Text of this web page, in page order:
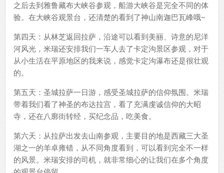
之后去到雅鲁藏布大峡谷参观，船游大峡谷是完全不同的体
验。在大峡谷观景台，还清楚的看到了神山南迦巴瓦峰哦~
第四天：从林芝返回拉萨，沿途可以看到美丽、诗意的尼洋
河风光，米瑞还安排我们一车人去了卡定沟景区参观，对于
从小生活在平原地区的我来说，感觉卡定沟瀑布还是很壮观
的。
第五天：圣城拉萨一日游，感受圣城拉萨的信仰氛围。米瑞
带着我们看了神圣的布达拉宫，看了充满虔诚信仰的大昭
寺，还在八廓街转经，买纪念品，吃美食。
第六天：从拉萨出发去山南参观，主要目的地是西藏三大圣
湖之一的羊卓雍错，从不同角度看到，可以看到完全不一样
的风景。米瑞安排的司机，就非常细心的让我们在多个角度